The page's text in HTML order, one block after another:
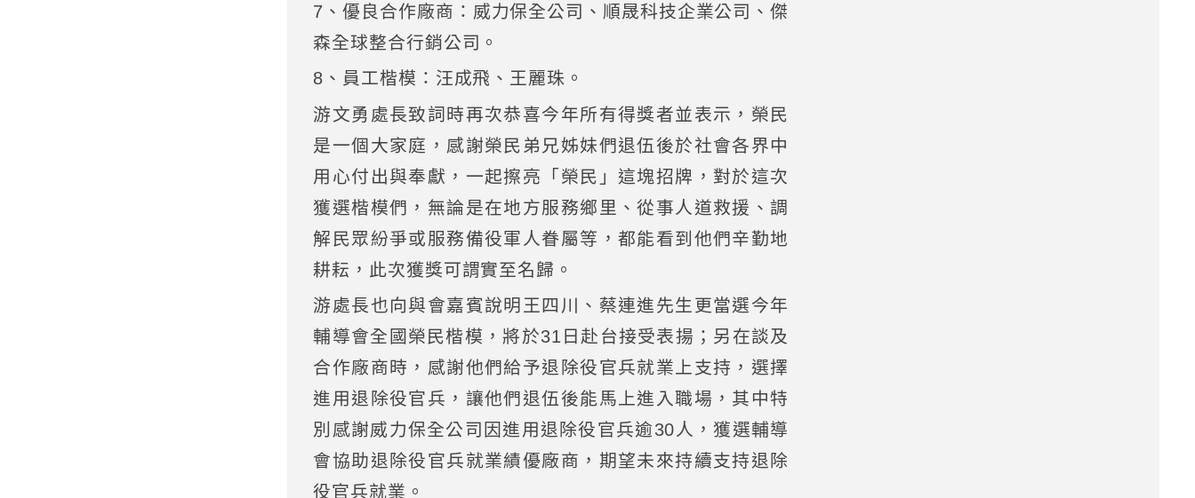
7、優良合作廠商：威力保全公司、順晟科技企業公司、傑
森全球整合行銷公司。
8、員工楷模：汪成飛、王麗珠。
游文勇處長致詞時再次恭喜今年所有得獎者並表示，榮民
是一個大家庭，感謝榮民弟兄姊妹們退伍後於社會各界中
用心付出與奉獻，一起擦亮「榮民」這塊招牌，對於這次
獲選楷模們，無論是在地方服務鄉里、從事人道救援、調
解民眾紛爭或服務備役軍人眷屬等，都能看到他們辛勤地
耕耘，此次獲獎可謂實至名歸。
游處長也向與會嘉賓說明王四川、蔡連進先生更當選今年
輔導會全國榮民楷模，將於31日赴台接受表揚；另在談及
合作廠商時，感謝他們給予退除役官兵就業上支持，選擇
進用退除役官兵，讓他們退伍後能馬上進入職場，其中特
別感謝威力保全公司因進用退除役官兵逾30人，獲選輔導
會協助退除役官兵就業績優廠商，期望未來持續支持退除
役官兵就業。